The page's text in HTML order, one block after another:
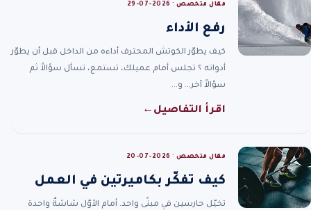
مقال متخصص · 2026-07-29
رفع الأداء
كيف يطوّر الكوتش المحترف أداءه من الداخل قبل أن يطوّر
أدواته ؟ تجلس أمام عميلك، تستمع، تسأل سؤالاً ثم
سؤالاً آخر… و…
اقرأ التفاصيل ←
مقال متخصص · 2026-07-20
كيف تفكّر بكاميرتين في العمل
تخيّل حارسين في مبنًى واحد. أمام الأوّل شاشةٌ واحدة